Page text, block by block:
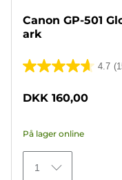
Canon GP-501
ark
4.7
4.7
stjerner.
152
anmeldelser
DKK 160,00
På lager online
1